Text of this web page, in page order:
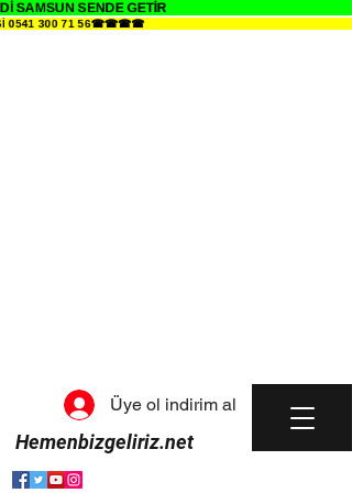
SAMSUN SENDE GETİR
0541 300 71 56☎☎☎☎
Hemenbizgeliriz.net
Üye ol indirim al